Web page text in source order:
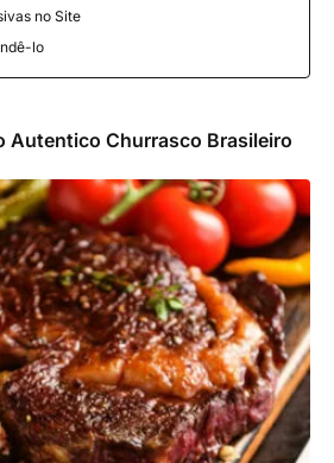
no Site
lo
Autentico Churrasco Brasileiro